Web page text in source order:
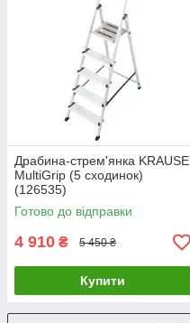
Драбина-стрем'янка KRAUSE
MultiGrip (5 сходинок)
(126535)
Готово до відправки
4 910 ₴ 5 450 ₴
Купити